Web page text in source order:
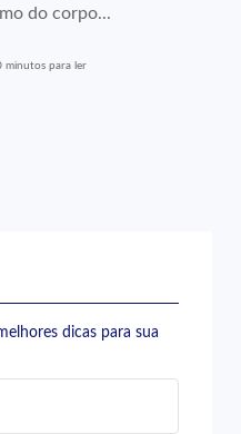
do corpo...
minutos para ler
dicas para sua